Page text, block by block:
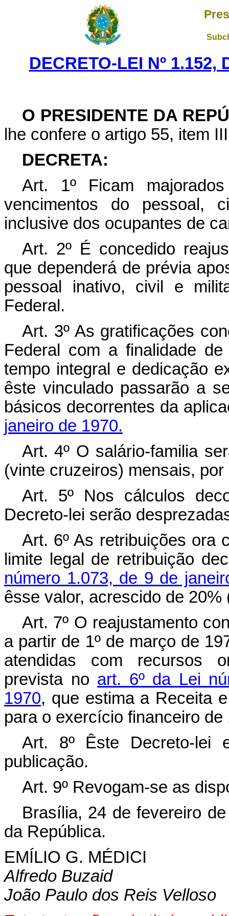
DECRETO-LEI Nº 1.152,
O PRESIDENTE DA
lhe confere o artigo 55, item
DECRETA:
Art. 1º Ficam
vencimentos do pessoal,
inclusive dos ocupantes de
Art. 2º É concedido
que dependerá de prévia
pessoal inativo, civil e
Federal.
Art. 3º As gratificações
Federal com a finalidade
tempo integral e dedicação
êste vinculado passarão a
básicos decorrentes da
janeiro de 1970.
Art. 4º O salário-familia
(vinte cruzeiros) mensais, por
Art. 5º Nos cálculos
Decreto-lei serão
Art. 6º As retribuições ora
limite legal de retribuição
número 1.073, de 9 de
êsse valor, acrescido de 20%
Art. 7º O reajustamento
a partir de 1º de março de
atendidas com recursos
prevista no art. 6º da Lei
1970, que estima a Receita
para o exercício financeiro de
Art. 8º Êste Decreto-lei
publicação.
Art. 9º Revogam-se as
Brasília, 24 de fevereiro
da República.
EMÍLIO G. MÉDICI
Alfredo Buzaid
João Paulo dos Reis Velloso